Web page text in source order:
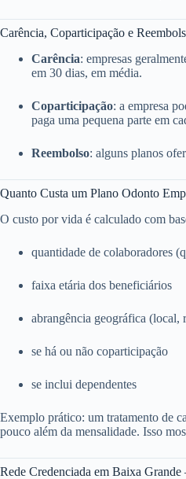
Carência, Coparticipação e
Carência: empresas
em 30 dias, em média.
Coparticipação: a empresa
paga uma pequena parte em
Reembolso: alguns planos
Quanto Custa um Plano Odonto
O custo por vida é calculado com
quantidade de colaboradores
faixa etária dos beneficiários
abrangência geográfica (local,
se há ou não coparticipação
se inclui dependentes
Exemplo prático: um tratamento de
pouco além da mensalidade. Isso
Rede Credenciada em Baixa Grande